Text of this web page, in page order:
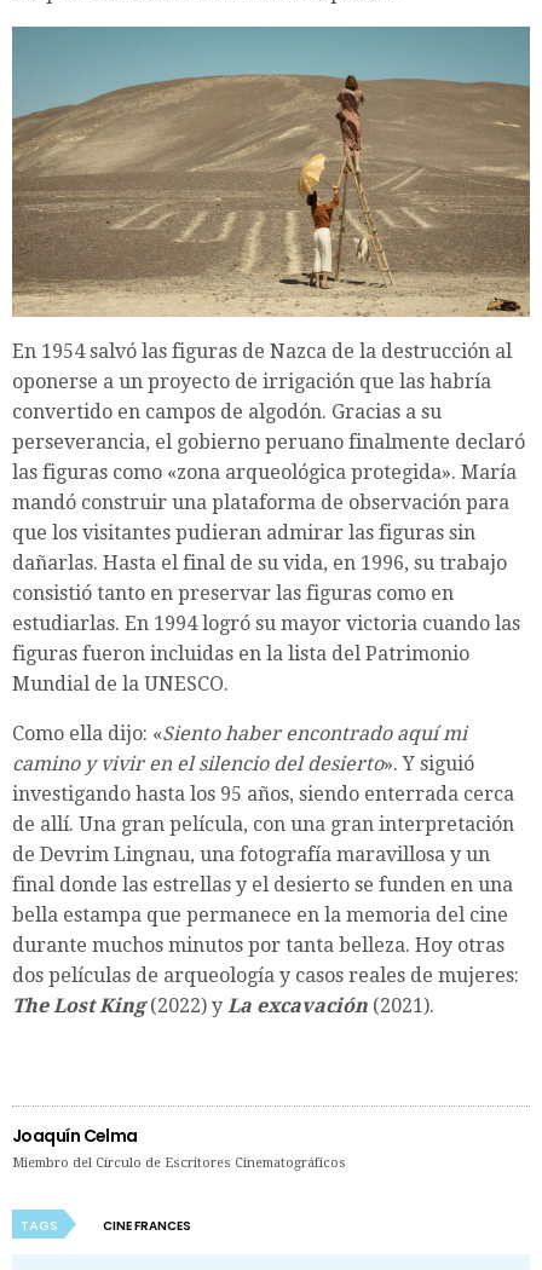
En 1954 salvó las figuras de Nazca de la destrucción al
oponerse a un proyecto de irrigación que las habría
convertido en campos de algodón. Gracias a su
perseverancia, el gobierno peruano finalmente declaró
las figuras como «zona arqueológica protegida». María
mandó construir una plataforma de observación para
que los visitantes pudieran admirar las figuras sin
dañarlas. Hasta el final de su vida, en 1996, su trabajo
consistió tanto en preservar las figuras como en
estudiarlas. En 1994 logró su mayor victoria cuando las
figuras fueron incluidas en la lista del Patrimonio
Mundial de la UNESCO.
Como ella dijo: «Siento haber encontrado aquí mi
camino y vivir en el silencio del desierto». Y siguió
investigando hasta los 95 años, siendo enterrada cerca
de allí. Una gran película, con una gran interpretación
de Devrim Lingnau, una fotografía maravillosa y un
final donde las estrellas y el desierto se funden en una
bella estampa que permanece en la memoria del cine
durante muchos minutos por tanta belleza. Hoy otras
dos películas de arqueología y casos reales de mujeres:
The Lost King(2022) y La excavación (2021).
Joaquín Celma
Miembro del Círculo de Escritores Cinematográficos
TAGS CINE FRANCES